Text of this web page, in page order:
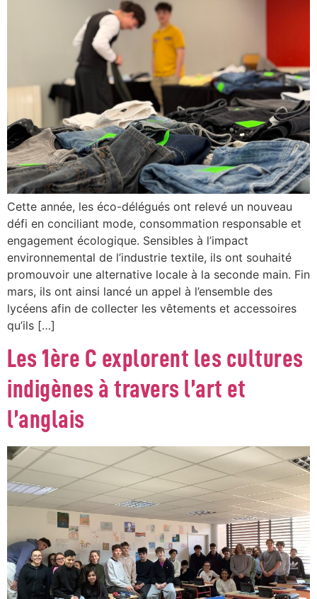
Cette année, les éco-délégués ont relevé un nouveau
défi en conciliant mode, consommation responsable et
engagement écologique. Sensibles à l’impact
environnemental de l’industrie textile, ils ont souhaité
promouvoir une alternative locale à la seconde main. Fin
mars, ils ont ainsi lancé un appel à l’ensemble des
lycéens afin de collecter les vêtements et accessoires
qu’ils […]
Les 1ère C explorent les cultures
indigènes à travers l’art et
l’anglais